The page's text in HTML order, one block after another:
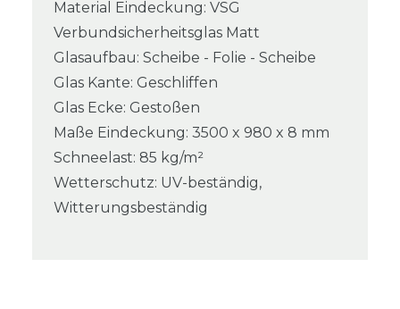
Material Eindeckung: VSG
Verbundsicherheitsglas Matt
Glasaufbau: Scheibe - Folie - Scheibe
Glas Kante: Geschliffen
Glas Ecke: Gestoßen
Maße Eindeckung: 3500 x 980 x 8 mm
Schneelast: 85 kg/m²
Wetterschutz: UV-beständig,
Witterungsbeständig